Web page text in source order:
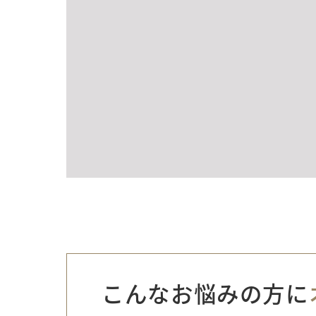
こんなお悩みの方に